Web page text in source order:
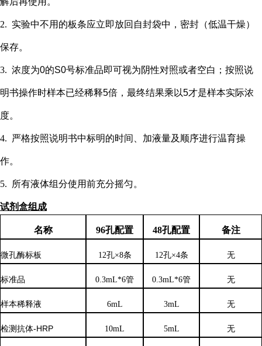
2. 实验中不用的板条应立即放回自封袋中，密封（低温干燥）
保存。
3. 浓度为0的S0号标准品即可视为阴性对照或者空白；按照说
明书操作时样本已经稀释5倍，最终结果乘以5才是样本实际浓
度。
4. 严格按照说明书中标明的时间、加液量及顺序进行温育操
作。
5. 所有液体组分使用前充分摇匀。
试剂盒组成
名称 96孔配置 48孔配置 备注
微孔酶标板 12孔×8条 12孔×4条 无
标准品 0.3mL*6管 0.3mL*6管 无
样本稀释液 6mL 3mL 无
检测抗体-HRP 10mL 5mL 无